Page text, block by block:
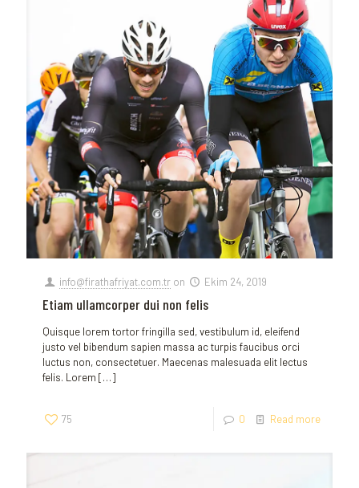
info@firathafriyat.com.tr on Ekim 24, 2019
Etiam ullamcorper dui non felis
Quisque lorem tortor fringilla sed, vestibulum id, eleifend
justo vel bibendum sapien massa ac turpis faucibus orci
luctus non, consectetuer. Maecenas malesuada elit lectus
felis. Lorem […]
75 0 Read more